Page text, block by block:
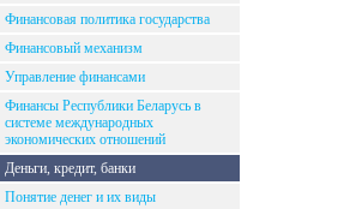
Финансовая политика государства
Финансовый механизм
Управление финансами
Финансы Республики Беларусь в
системе международных
экономических отношений
Деньги, кредит, банки
Понятие денег и их виды